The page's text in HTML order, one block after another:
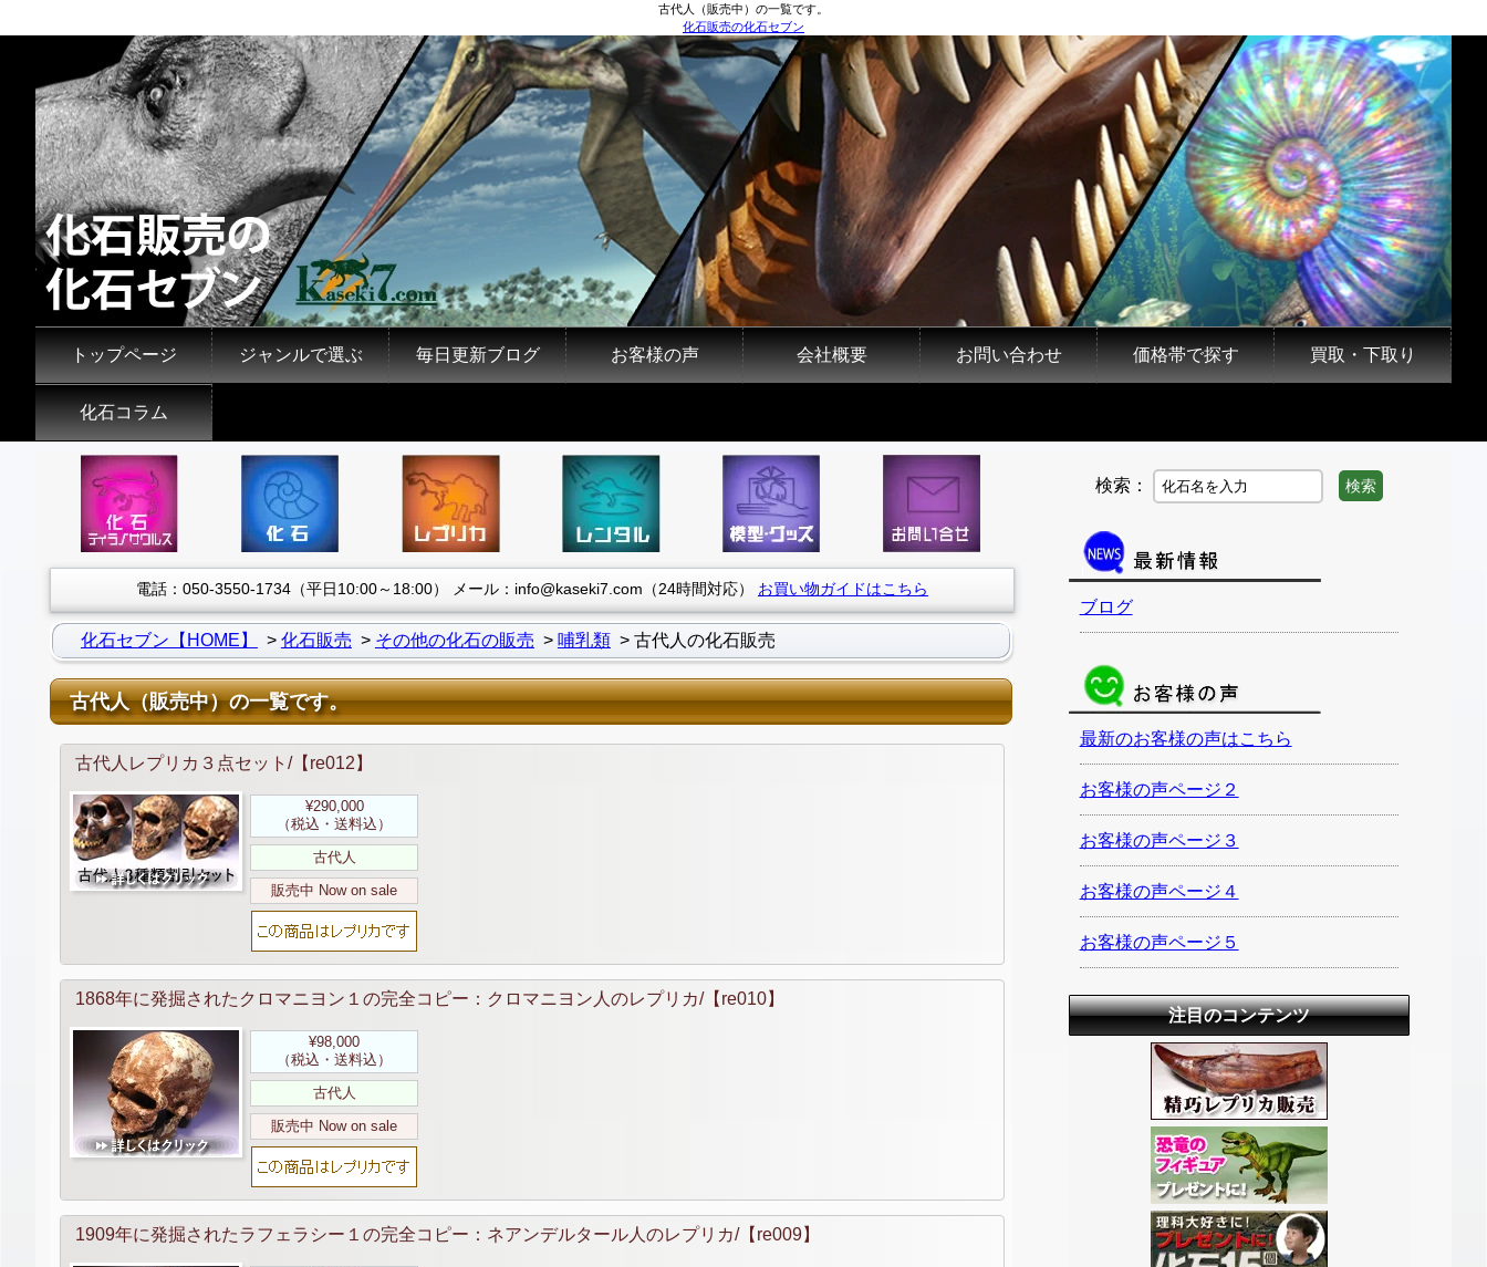
古代人（販売中）の一覧です。
化石販売の化石セブン
トップページ ジャンルで選ぶ 毎日更新ブログ お客様の声 会社概要 お問い合わせ 価格帯で探す 買取・下取り
化石コラム
電話：050-3550-1734（平日10:00～18:00） メール：info@kaseki7.com（24時間対応） お買い物ガイドはこちら
化石セブン【HOME】 化石販売 その他の化石の販売 哺乳類 古代人の化石販売
古代人（販売中）の一覧です。
古代人レプリカ３点セット/【re012】
¥290,000
（税込・送料込）
古代人
販売中 Now on sale
1868年に発掘されたクロマニヨン１の完全コピー：クロマニヨン人のレプリカ/【re010】
¥98,000
（税込・送料込）
古代人
販売中 Now on sale
1909年に発掘されたラフェラシー１の完全コピー：ネアンデルタール人のレプリカ/【re009】
検索： 検索
ブログ
最新のお客様の声はこちら
お客様の声ページ２
お客様の声ページ３
お客様の声ページ４
お客様の声ページ５
注目のコンテンツ